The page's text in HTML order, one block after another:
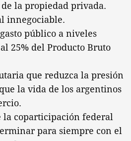
la propiedad privada.
innegociable.
público a niveles
25% del Producto Bruto
que reduzca la presión
la vida de los argentinos
la coparticipación federal
para siempre con el